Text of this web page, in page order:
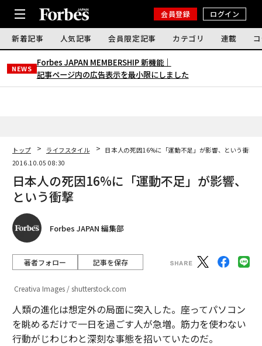
会員登録 ログイン
新着記事 人気記事 会員限定記事 カテゴリ 連載
NEWS
Forbes JAPAN MEMBERSHIP 新機能｜
記事ページ内の広告表示を最小限にしました
トップ ライフスタイル
日本人の死因16%に「運動不足」が影響、という衝撃
2016.10.05 08:30
日本人の死因16%に「運動不足」が影響、
という衝撃
Forbes JAPAN 編集部
著者フォロー 記事を保存
Creativa Images / shutterstock.com
人類の進化は想定外の局面に突入した。座ってパソコン
を眺めるだけで一日を過ごす人が急増。筋力を使わない
行動がじわじわと深刻な事態を招いていたのだ。